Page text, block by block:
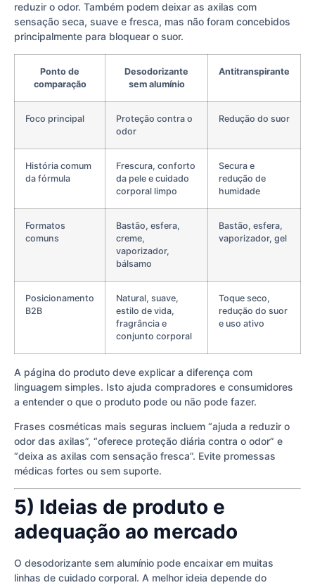
reduzir o odor. Também podem deixar as axilas com
sensação seca, suave e fresca, mas não foram concebidos
principalmente para bloquear o suor.
Ponto de
comparação
Desodorizante
sem alumínio
Antitranspirante
Foco principal
Proteção contra o
odor
Redução do suor
História comum
da fórmula
Frescura, conforto
da pele e cuidado
corporal limpo
Secura e
redução de
humidade
Formatos
comuns
Bastão, esfera,
creme,
vaporizador,
bálsamo
Bastão, esfera,
vaporizador, gel
Posicionamento
B2B
Natural, suave,
estilo de vida,
fragrância e
conjunto corporal
Toque seco,
redução do suor
e uso ativo
A página do produto deve explicar a diferença com
linguagem simples. Isto ajuda compradores e consumidores
a entender o que o produto pode ou não pode fazer.
Frases cosméticas mais seguras incluem “ajuda a reduzir o
odor das axilas”, “oferece proteção diária contra o odor” e
“deixa as axilas com sensação fresca”. Evite promessas
médicas fortes ou sem suporte.
5) Ideias de produto e
adequação ao mercado
O desodorizante sem alumínio pode encaixar em muitas
linhas de cuidado corporal. A melhor ideia depende do